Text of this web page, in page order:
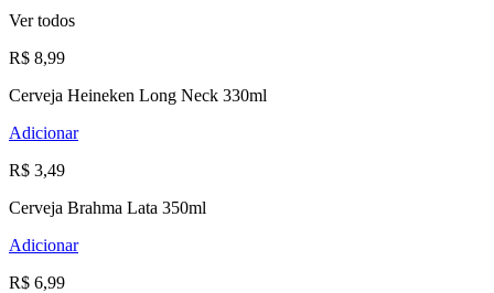
Ver todos
R$ 8,99
Cerveja Heineken Long Neck 330ml
Adicionar
R$ 3,49
Cerveja Brahma Lata 350ml
Adicionar
R$ 6,99